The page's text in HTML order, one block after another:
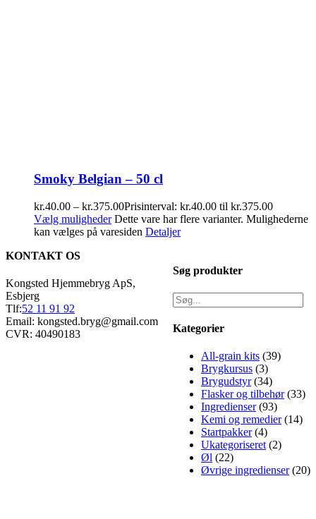
Smoky Belgian – 50 cl
kr.40.00 – kr.375.00Prisinterval: kr.40.00 til kr.375.00
Vælg muligheder Dette vare har flere varianter. Mulighederne
kan vælges på varesiden Detaljer
Søg produkter
Kategorier
All-grain kits (39)
Brygkursus (3)
Brygudstyr (34)
Flasker og tilbehør (33)
Ingredienser (93)
Kemi og remedier (14)
Startpakker (4)
Ukategoriseret (2)
Øl (22)
Øvrige ingredienser (20)
KONTAKT OS
Kongsted Hjemmebryg ApS,
Esbjerg
Tlf:52 11 91 92
Email: kongsted.bryg@gmail.com
CVR: 40490183